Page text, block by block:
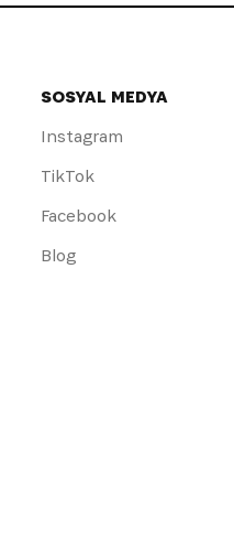
SOSYAL MEDYA
Instagram
TikTok
Facebook
Blog